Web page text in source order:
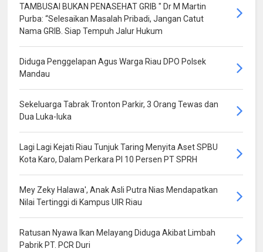
TAMBUSAI BUKAN PENASEHAT GRIB " Dr M Martin
Purba: “Selesaikan Masalah Pribadi, Jangan Catut
Nama GRIB. Siap Tempuh Jalur Hukum
Diduga Penggelapan Agus Warga Riau DPO Polsek
Mandau
Sekeluarga Tabrak Tronton Parkir, 3 Orang Tewas dan
Dua Luka-luka
Lagi Lagi Kejati Riau Tunjuk Taring Menyita Aset SPBU
Kota Karo, Dalam Perkara PI 10 Persen PT SPRH
Mey Zeky Halawa', Anak Asli Putra Nias Mendapatkan
Nilai Tertinggi di Kampus UIR Riau
Ratusan Nyawa Ikan Melayang Diduga Akibat Limbah
Pabrik PT. PCR Duri